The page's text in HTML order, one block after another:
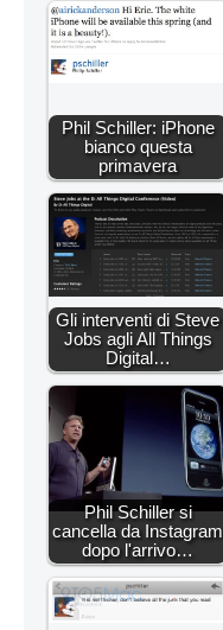
Phil Schiller: iPhone
bianco questa
primavera
Gli interventi di Steve
Jobs agli All Things
Digital…
Phil Schiller si
cancella da Instagram
dopo l'arrivo…